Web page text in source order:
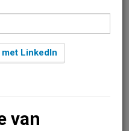
2017 om 16:52
toegetreden als
van de afdeling
met LinkedIn
van